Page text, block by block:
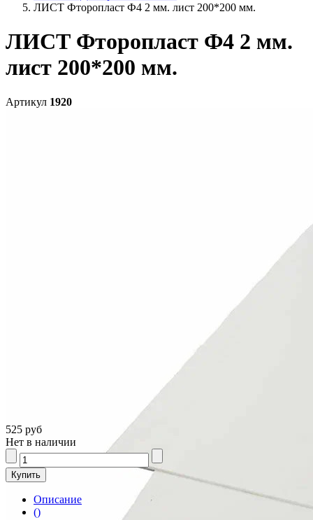
ЛИСТ Фторопласт Ф4 2 мм. лист 200*200 мм.
ЛИСТ Фторопласт Ф4 2 мм.
лист 200*200 мм.
Артикул 1920
525 руб
Нет в наличии
Описание
()